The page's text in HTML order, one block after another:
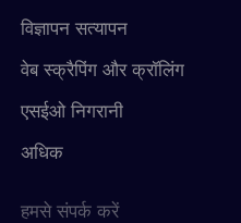
विज्ञापन सत्यापन
वेब स्क्रैपिंग और क्रॉलिंग
एसईओ निगरानी
अधिक
हमसे संपर्क करें